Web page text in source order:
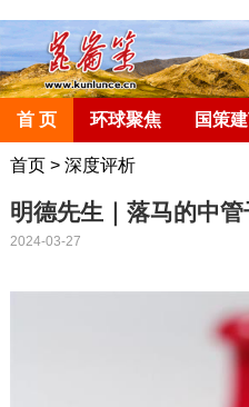
首 页 环球聚焦 国策
首页> 深度评析
明德先生｜落马的中
2024-03-27